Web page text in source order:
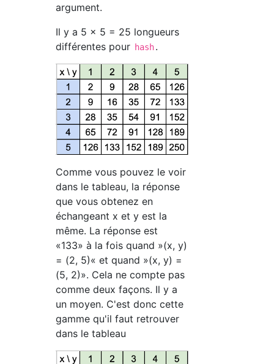
argument.
Il y a 5 x 5 = 25 longueurs
différentes pour hash.
Comme vous pouvez le voir
dans le tableau, la réponse
que vous obtenez en
échangeant x et y est la
même. La réponse est
«133» à la fois quand »(x, y)
= (2, 5)« et quand »(x, y) =
(5, 2)». Cela ne compte pas
comme deux façons. Il y a
un moyen. C'est donc cette
gamme qu'il faut retrouver
dans le tableau